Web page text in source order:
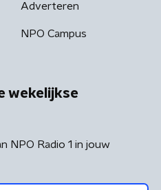
Adverteren
NPO Campus
wekelijkse
NPO Radio 1 in jouw